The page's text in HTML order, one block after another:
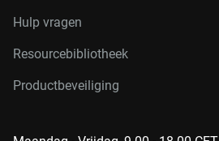
Hulp vragen
Resourcebibliotheek
Productbeveiliging